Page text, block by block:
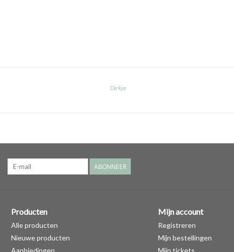
Dirkje
ABONNEER
Producten
Alle producten
Nieuwe producten
Aanbiedingen
Mijn account
Registreren
Mijn bestellingen
Mijn tickets